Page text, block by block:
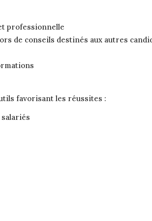
professionnelle
de conseils destinés aux autres
favorisant les réussites :